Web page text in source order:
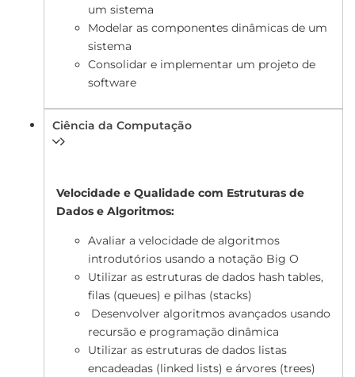
um sistema
Modelar as componentes dinâmicas de um
sistema
Consolidar e implementar um projeto de
software
Ciência da Computação
Velocidade e Qualidade com Estruturas de
Dados e Algoritmos:
Avaliar a velocidade de algoritmos
introdutórios usando a notação Big O
Utilizar as estruturas de dados hash tables,
filas (queues) e pilhas (stacks)
Desenvolver algoritmos avançados usando
recursão e programação dinâmica
Utilizar as estruturas de dados listas
encadeadas (linked lists) e árvores (trees)